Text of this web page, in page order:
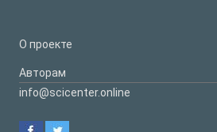
О проекте
Авторам
info@scicenter.online